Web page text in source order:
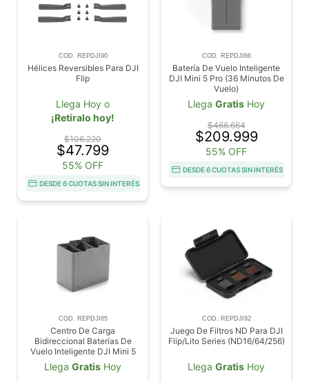
COD. REPDJI90
Hélices Reversibles Para DJI
Flip
Llega Hoy o
¡Retiralo hoy!
$106.220
$47.799
55% OFF
DESDE 6 CUOTAS SIN INTERÉS
COD. REPDJI66
Batería De Vuelo Inteligente
DJI Mini 5 Pro (36 Minutos De
Vuelo)
Llega Gratis Hoy
$466.664
$209.999
55% OFF
DESDE 6 CUOTAS SIN INTERÉS
COD. REPDJI65
Centro De Carga
Bidireccional Baterías De
Vuelo Inteligente DJI Mini 5
Pro + Mini 5 Pro Plus
Llega Gratis Hoy
COD. REPDJI92
Juego De Filtros ND Para DJI
Flip/Lito Series (ND16/64/256)
Llega Gratis Hoy